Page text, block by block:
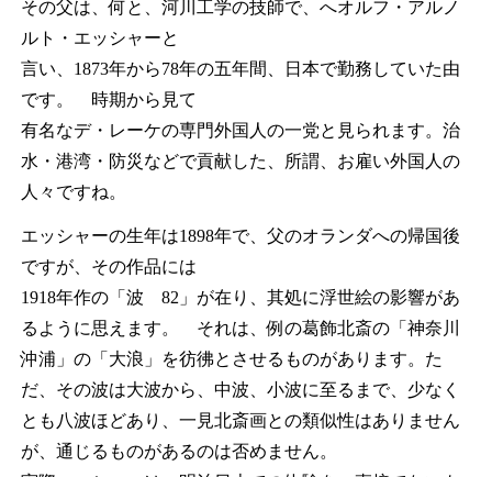
その父は、何と、河川工学の技師で、へオルフ・アルノ
ルト・エッシャーと
言い、1873年から78年の五年間、日本で勤務していた由
です。 時期から見て
有名なデ・レーケの専門外国人の一党と見られます。治
水・港湾・防災などで貢献した、所謂、お雇い外国人の
人々ですね。
エッシャーの生年は1898年で、父のオランダへの帰国後
ですが、その作品には
1918年作の「波 82」が在り、其処に浮世絵の影響があ
るように思えます。 それは、例の葛飾北斎の「神奈川
沖浦」の「大浪」を彷彿とさせるものがあります。た
だ、その波は大波から、中波、小波に至るまで、少なく
とも八波ほどあり、一見北斎画との類似性はありません
が、通じるものがあるのは否めません。